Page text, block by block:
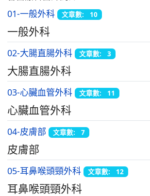
01-一般外科
文章數: 10
一般外科
02-大腸直腸外科 文章數: 3
大腸直腸外科
03-心臟血管外科 文章數: 11
心臟血管外科
04-皮膚部 文章數: 7
皮膚部
05-耳鼻喉頭頸外科 文章數: 12
耳鼻喉頭頸外科